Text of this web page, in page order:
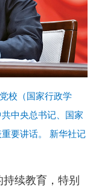
校（国家行政学
中央总书记、国家
要讲话。 新华社记
续教育，特别